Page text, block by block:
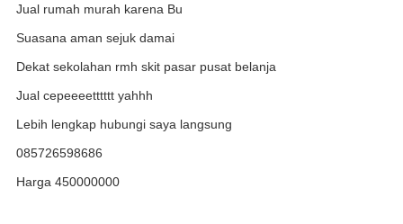
Jual rumah murah karena Bu
Suasana aman sejuk damai
Dekat sekolahan rmh skit pasar pusat belanja
Jual cepeeeetttttt yahhh
Lebih lengkap hubungi saya langsung
085726598686
Harga 450000000